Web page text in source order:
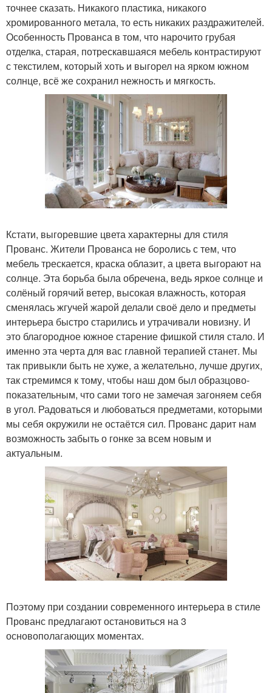
точнее сказать. Никакого пластика, никакого
хромированного метала, то есть никаких раздражителей.
Особенность Прованса в том, что нарочито грубая
отделка, старая, потрескавшаяся мебель контрастируют
с текстилем, который хоть и выгорел на ярком южном
солнце, всё же сохранил нежность и мягкость.
Кстати, выгоревшие цвета характерны для стиля
Прованс. Жители Прованса не боролись с тем, что
мебель трескается, краска облазит, а цвета выгорают на
солнце. Эта борьба была обречена, ведь яркое солнце и
солёный горячий ветер, высокая влажность, которая
сменялась жгучей жарой делали своё дело и предметы
интерьера быстро старились и утрачивали новизну. И
это благородное южное старение фишкой стиля стало. И
именно эта черта для вас главной терапией станет. Мы
так привыкли быть не хуже, а желательно, лучше других,
так стремимся к тому, чтобы наш дом был образцово-
показательным, что сами того не замечая загоняем себя
в угол. Радоваться и любоваться предметами, которыми
мы себя окружили не остаётся сил. Прованс дарит нам
возможность забыть о гонке за всем новым и
актуальным.
Поэтому при создании современного интерьера в стиле
Прованс предлагают остановиться на 3
основополагающих моментах.